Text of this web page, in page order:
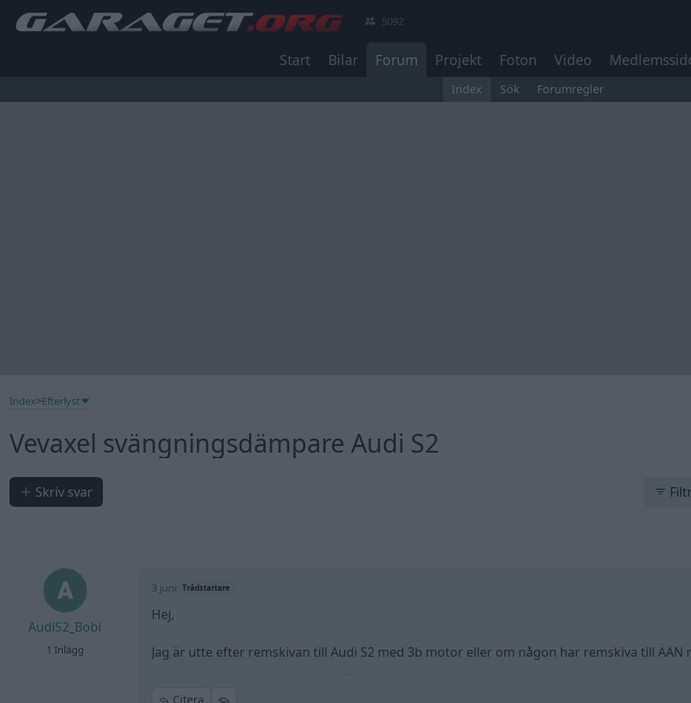
5092
Start Bilar Forum Projekt Foton Video
Index Sök Forumregler
Index>Efterlyst
Vevaxel svängningsdämpare Audi S2
Skriv svar
AudiS2_Bobi
1 Inlägg
3 juni Trådstartare
Hej,
Jag är utte efter remskivan till Audi S2 med 3b motor eller om någon har remskiva till AAN
Citera